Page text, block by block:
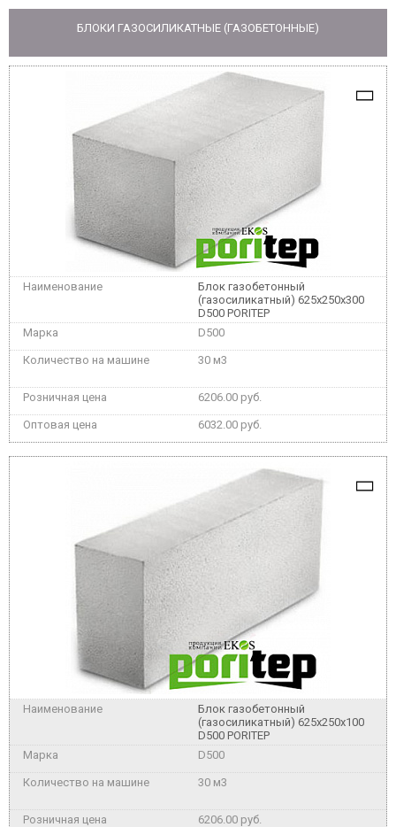
БЛОКИ ГАЗОСИЛИКАТНЫЕ (ГАЗОБЕТОННЫЕ)
Блок газобетонный
(газосиликатный) 625x250x300
D500 PORITEP
D500
30 м3
6206.00 руб.
6032.00 руб.
Блок газобетонный
(газосиликатный) 625x250x100
D500 PORITEP
D500
30 м3
6206.00 руб.